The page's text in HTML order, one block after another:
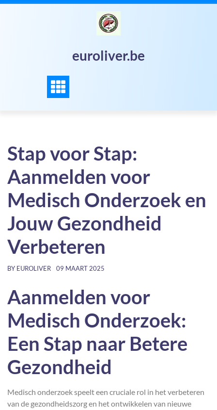
Skip
euroliver.be
Stap voor Stap:
Aanmelden voor
Medisch Onderzoek en
Jouw Gezondheid
Verbeteren
BY EUROLIVER 09 MAART 2025
Aanmelden voor
Medisch Onderzoek:
Een Stap naar Betere
Gezondheid
Medisch onderzoek speelt een cruciale rol in het verbeteren
van de gezondheidszorg en het ontwikkelen van nieuwe